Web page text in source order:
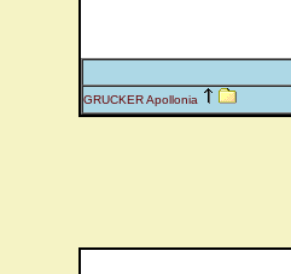
GRUCKER Apollonia